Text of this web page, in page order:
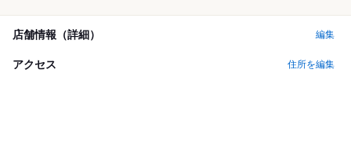
店舗情報（詳細） 編集
アクセス 住所を編集